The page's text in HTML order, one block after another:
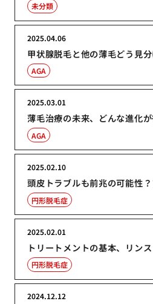
未分類
甲状腺脱毛と他の薄毛どう見分
2025.04.06
AGA
薄毛治療の未来、どんな進化
2025.03.01
AGA
頭皮トラブルも前兆の可能性
2025.02.10
円形脱毛症
トリートメントの基本、リン
2025.02.01
円形脱毛症
2024.12.12